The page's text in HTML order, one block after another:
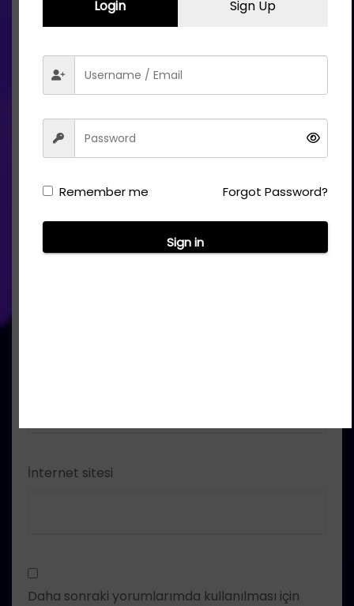
İnternet sitesi
Daha sonraki yorumlarımda kullanılması için
Remember me
Sign in